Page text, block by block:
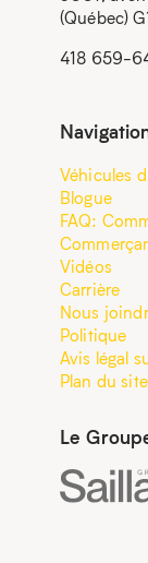
(Québec)
418 659-
Véhicules
Blogue
FAQ:
Vidéos
Carrière
Nous
Politique
Avis légal
Plan du site
Le